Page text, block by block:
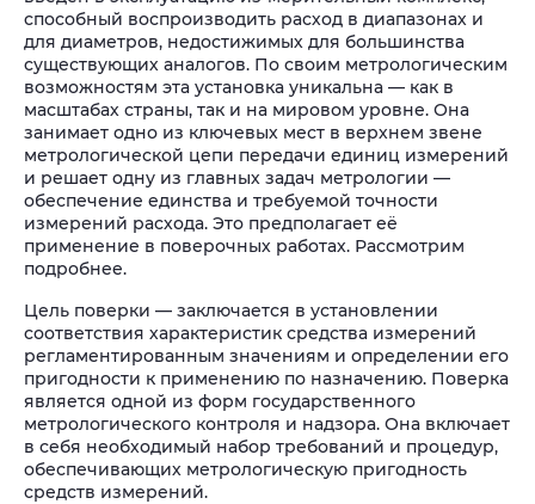
способный воспроизводить расход в диапазонах и
для диаметров, недостижимых для большинства
существующих аналогов. По своим метрологическим
возможностям эта установка уникальна — как в
масштабах страны, так и на мировом уровне. Она
занимает одно из ключевых мест в верхнем звене
метрологической цепи передачи единиц измерений
и решает одну из главных задач метрологии —
обеспечение единства и требуемой точности
измерений расхода. Это предполагает её
применение в поверочных работах. Рассмотрим
подробнее.
Цель поверки — заключается в установлении
соответствия характеристик средства измерений
регламентированным значениям и определении его
пригодности к применению по назначению. Поверка
является одной из форм государственного
метрологического контроля и надзора. Она включает
в себя необходимый набор требований и процедур,
обеспечивающих метрологическую пригодность
средств измерений.